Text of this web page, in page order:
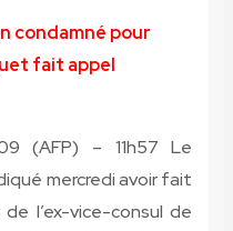
condamné pour
fait appel
(AFP) – 11h57 Le
mercredi avoir fait
l’ex-vice-consul de